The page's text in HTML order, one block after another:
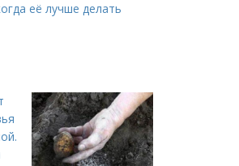
её лучше делать